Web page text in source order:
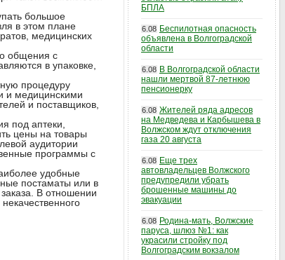
большое
в этом плане
медицинских
общения с
в упаковке,
процедуру
и медицинскими
и поставщиков,
под аптеки,
цены на товары
аудитории
программы с
удобные
постаматы или в
В отношении
БПЛА
6.08 Беспилотная опасность
объявлена в Волгоградской
области
6.08 В Волгоградской области
нашли мертвой 87-летнюю
пенсионерку
6.08 Жителей ряда адресов
на Медведева и Карбышева в
Волжском ждут отключения
газа 20 августа
6.08 Еще трех
автовладельцев Волжского
предупредили убрать
брошенные машины до
эвакуации
6.08 Родина-мать, Волжские
паруса, шлюз №1: как
украсили стройку под
Волгоградским вокзалом